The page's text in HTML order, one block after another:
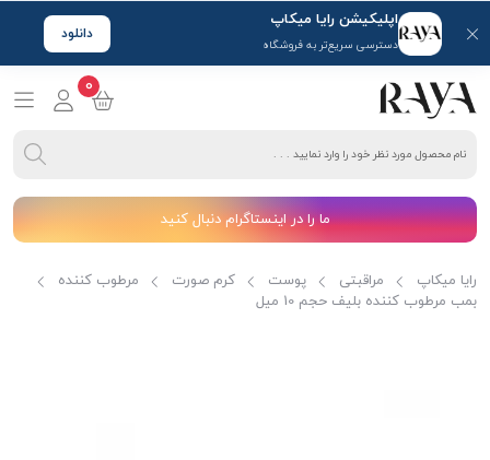
اپلیکیشن رایا میکاپ
دسترسی سریع‌تر به فروشگاه
دانلود
0
ما را در اینستاگرام دنبال کنید
رایا میکاپ مراقبتی پوست کرم صورت
مرطوب کننده
بمب مرطوب کننده بلیف حجم 10 میل